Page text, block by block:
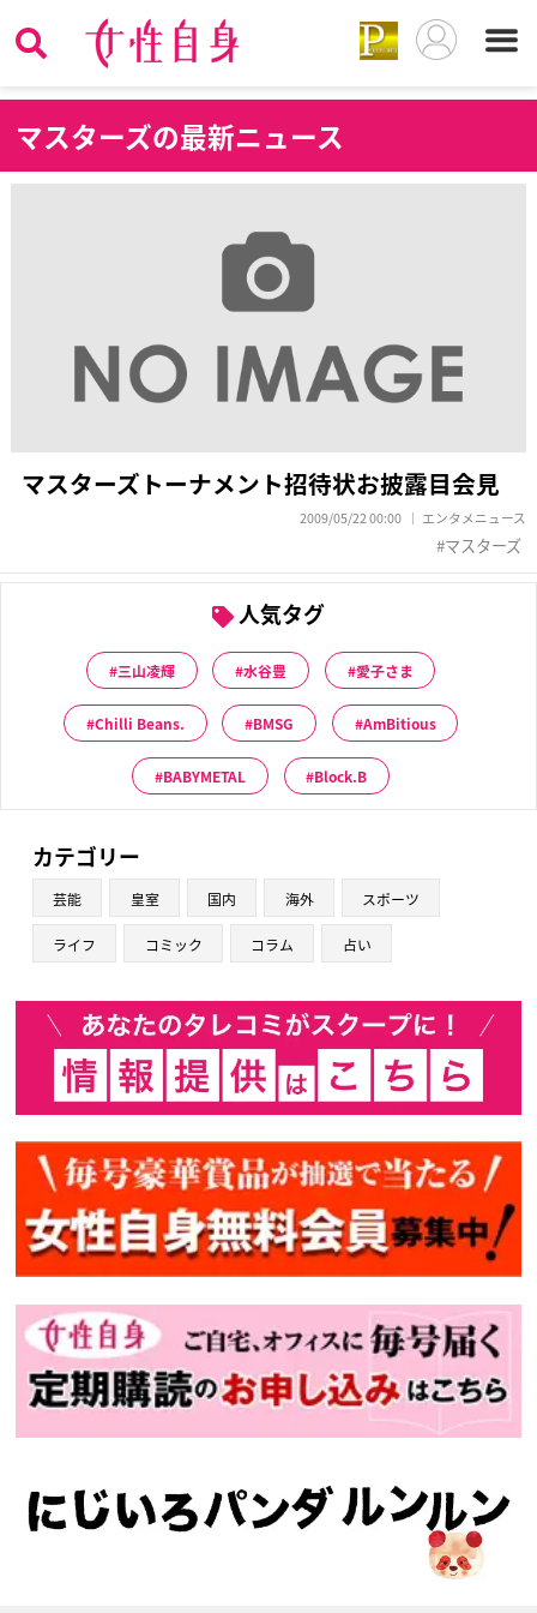
マスターズの最新ニュース
マスターズトーナメント招待状お披露目会見
2009/05/22 00:00 エンタメニュース
マスターズ
人気タグ
三山凌輝 水谷豊 愛子さま
Chilli Beans. BMSG AmBitious
BABYMETAL Block.B
カテゴリー
芸能 皇室 国内 海外 スポーツ
ライフ コミック コラム 占い